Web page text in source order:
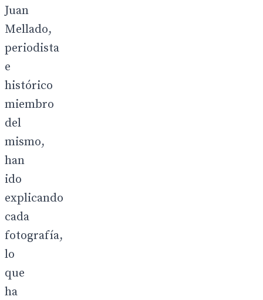
Juan
Mellado,
periodista
e
histórico
miembro
del
mismo,
han
ido
explicando
cada
fotografía,
lo
que
ha